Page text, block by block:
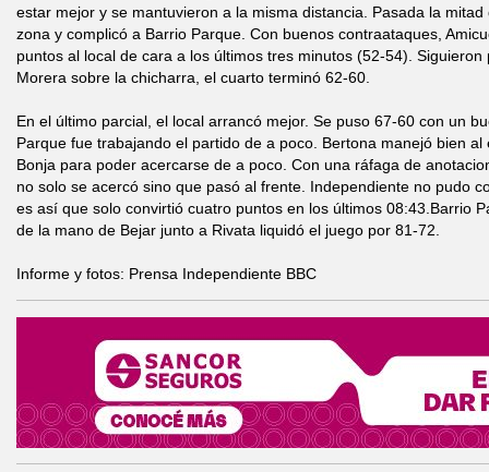
estar mejor y se mantuvieron a la misma distancia. Pasada la
zona y complicó a Barrio Parque. Con buenos contraataques,
puntos al local de cara a los últimos tres minutos (52-54).
Morera sobre la chicharra, el cuarto terminó 62-60.
En el último parcial, el local arrancó mejor. Se puso 67-60 con un
Parque fue trabajando el partido de a poco. Bertona manejó bien
Bonja para poder acercarse de a poco. Con una ráfaga de
no solo se acercó sino que pasó al frente. Independiente no pudo
es así que solo convirtió cuatro puntos en los últimos 08:43.Barrio
de la mano de Bejar junto a Rivata liquidó el juego por 81-72.
Informe y fotos: Prensa Independiente BBC